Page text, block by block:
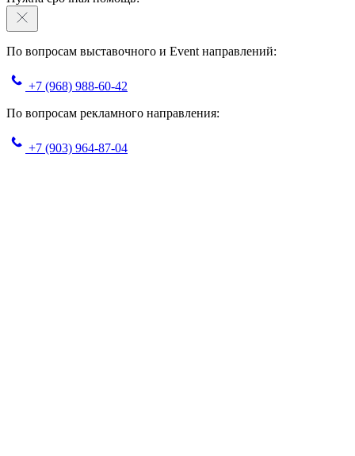
По вопросам выставочного и Event направлений:
+7 (968) 988-60-42
По вопросам рекламного направления:
+7 (903) 964-87-04